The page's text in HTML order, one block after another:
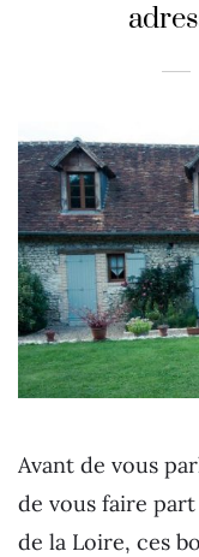
Avant de vous
de vous faire
de la Loire, ces